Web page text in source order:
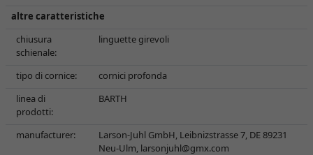
altre caratteristiche
chiusura
schienale:
linguette girevoli
tipo di cornice:
cornici profonda
linea di
prodotti:
BARTH
manufacturer:
Larson-Juhl GmbH, Leibnizstrasse 7, DE 89231
Neu-Ulm, larsonjuhl@gmx.com